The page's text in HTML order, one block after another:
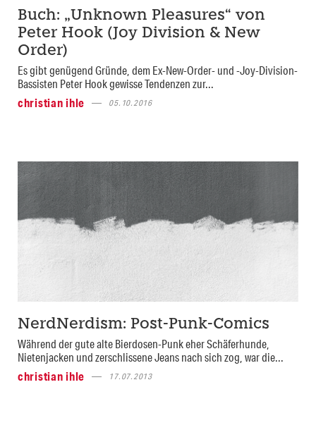
Buch: „Unknown Pleasures“ von
Peter Hook (Joy Division & New
Order)
Es gibt genügend Gründe, dem Ex-New-Order- und -Joy-Division-
Bassisten Peter Hook gewisse Tendenzen zur...
christian ihle
05.10.2016
NerdNerdism: Post-Punk-Comics
Während der gute alte Bierdosen-Punk eher Schäferhunde,
Nietenjacken und zerschlissene Jeans nach sich zog, war die...
christian ihle
17.07.2013